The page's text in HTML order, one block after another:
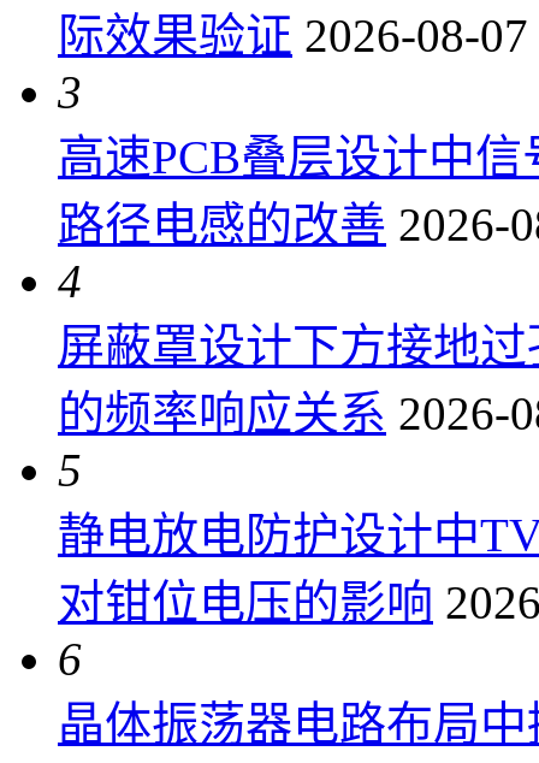
际效果验证 2026-08-
3
高速PCB叠层设计中
路径电感的改善 2026-
4
屏蔽罩设计下方接地
的频率响应关系 2026-
5
静电放电防护设计中
对钳位电压的影响
6
晶体振荡器电路布局